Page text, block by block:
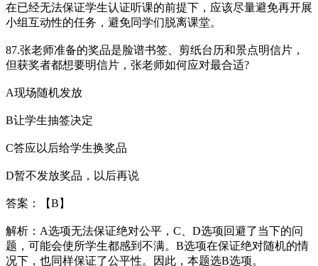
在已经无法保证学生认证听课的前提下，应该尽量避免再开展
小组互动性的任务，避免同学们脱离课堂。
87.张老师准备的奖品是脸谱书签、剪纸台历和景点明信片，
但获奖者都想要明信片，张老师如何应对最合适?
A现场随机发放
B让学生抽签决定
C答应以后给学生换奖品
D暂不发放奖品，以后再说
答案：【B】
解析：A选项无法保证绝对公平，C、D选项回避了当下的问
题，可能会使所学生都感到不满。B选项在保证绝对随机的情
况下，也同样保证了公平性。因此，本题选B选项。